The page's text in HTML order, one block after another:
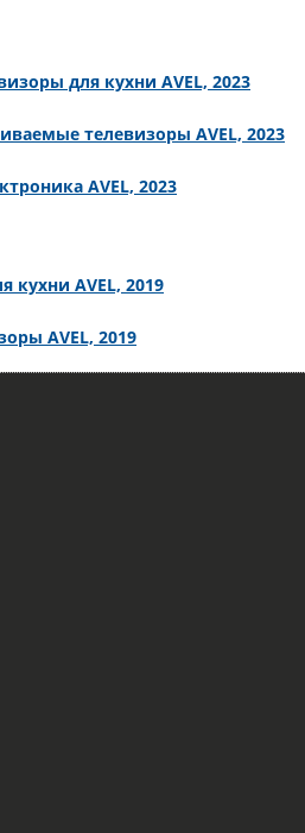
для кухни AVEL, 2023
телевизоры AVEL, 2023
AVEL, 2023
кухни AVEL, 2019
AVEL, 2019